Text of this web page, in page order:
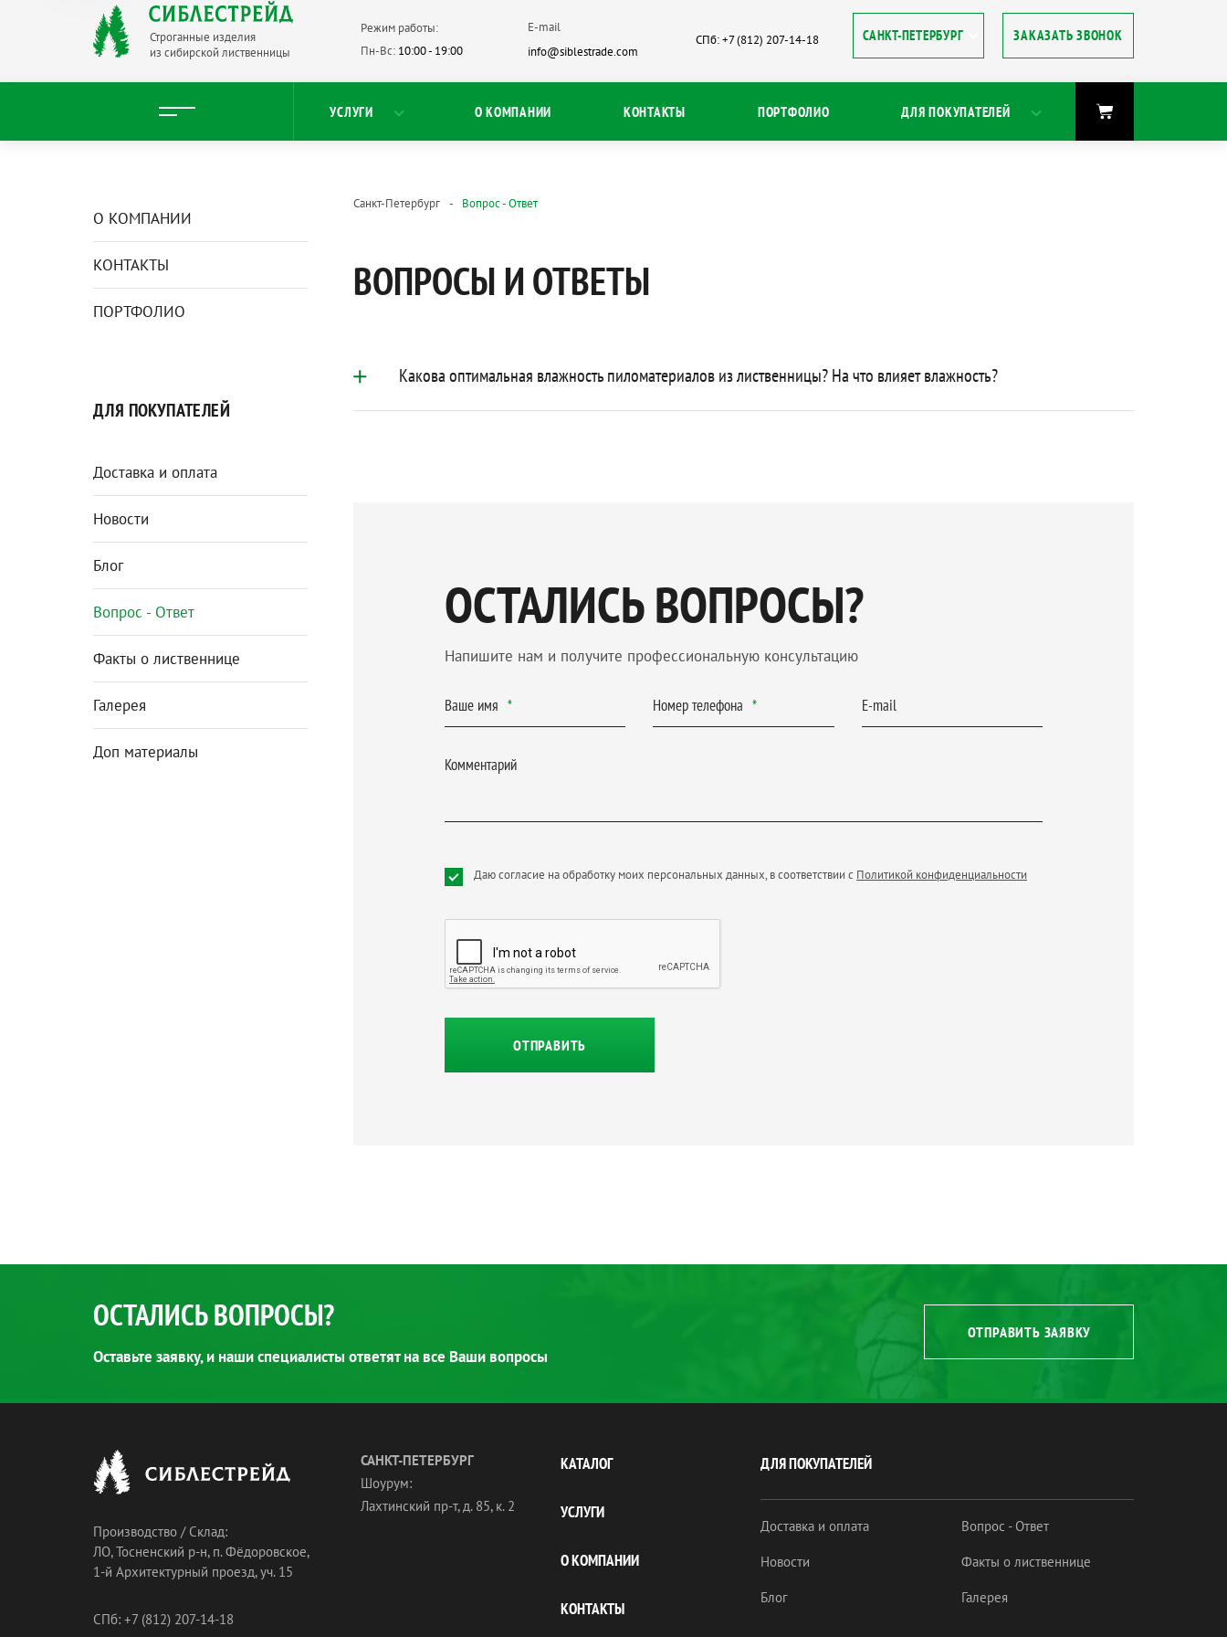
Строганные изделия
из сибирской лиственницы
ЗАКАЗАТЬ ЗВОНОК
УСЛУГИ О КОМПАНИИ КОНТАКТЫ ПОРТФОЛИО ДЛЯ ПОКУПАТЕЛЕЙ
Режим работы:
Пн-Вс: 10:00 - 19:00
E-mail
info@siblestrade.com
СПб: +7 (812) 207-14-18
О КОМПАНИИ
КОНТАКТЫ
ПОРТФОЛИО
ДЛЯ ПОКУПАТЕЛЕЙ
Доставка и оплата
Новости
Блог
Вопрос - Ответ
Факты о лиственнице
Галерея
Доп материалы
Санкт-Петербург Вопрос - Ответ
ВОПРОСЫ И ОТВЕТЫ
Какова оптимальная влажность пиломатериалов из лиственницы? На что влияет влажность?
ОСТАЛИСЬ ВОПРОСЫ?
Напишите нам и получите профессиональную консультацию
Ваше имя Номер телефона E-mail
Комментарий
Даю согласие на обработку моих персональных данных, в соответствии с Политикой конфиденциальности
ОТПРАВИТЬ
ОСТАЛИСЬ ВОПРОСЫ?
Оставьте заявку, и наши специалисты ответят на все Ваши вопросы
ОТПРАВИТЬ ЗАЯВКУ
Производство / Склад:
ЛО, Тосненский р-н, п. Фёдоровское,
1-й Архитектурный проезд, уч. 15
СПб: +7 (812) 207-14-18
САНКТ-ПЕТЕРБУРГ
Шоурум:
Лахтинский пр-т, д. 85, к. 2
КАТАЛОГ
УСЛУГИ
О КОМПАНИИ
КОНТАКТЫ
ДЛЯ ПОКУПАТЕЛЕЙ
Доставка и оплата
Новости
Блог
Вопрос - Ответ
Факты о лиственнице
Галерея